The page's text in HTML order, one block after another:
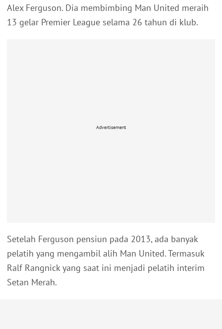
Alex Ferguson. Dia membimbing Man United meraih
13 gelar Premier League selama 26 tahun di klub.
Advertisement
Setelah Ferguson pensiun pada 2013, ada banyak
pelatih yang mengambil alih Man United. Termasuk
Ralf Rangnick yang saat ini menjadi pelatih interim
Setan Merah.